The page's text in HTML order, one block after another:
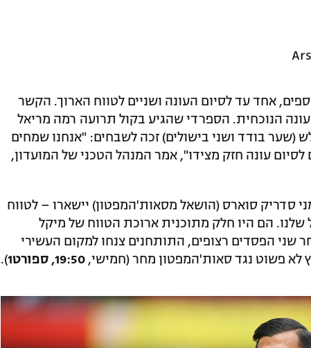
אחד עד לסיום העונה ושניים לטווח הארוך. הקשר
הנוכחית. הספרדי שהגיע בקול תרועה רמה מריאל
(שער בודד ושני בישולים) זכה לשבחים: "אנחנו שמחים
עונה חזק מצידו", אמר המנהל הטכני של המועדון,
סדריק סוארס (הושאל מסאות'המפטון) יישארו – לטווח
הם היו חלק מתוכנית ארוכת הטווח של מיקל
שני הפסדים רצופים, התותחנים צנחו למקום העשירי
פשוט נגד סאות'המפטון מחר (חמישי, 19:50, ספורט1 ).